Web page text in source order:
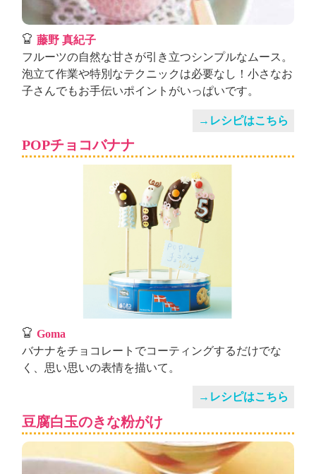
藤野 真紀子
フルーツの自然な甘さが引き立つシンプルなムース。
泡立て作業や特別なテクニックは必要なし！小さなお
子さんでもお手伝いポイントがいっぱいです。
→レシピはこちら
POPチョコバナナ
Goma
バナナをチョコレートでコーティングするだけでな
く、思い思いの表情を描いて。
→レシピはこちら
豆腐白玉のきな粉がけ